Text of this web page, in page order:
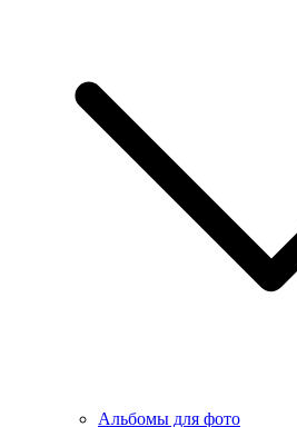
Альбомы для фото